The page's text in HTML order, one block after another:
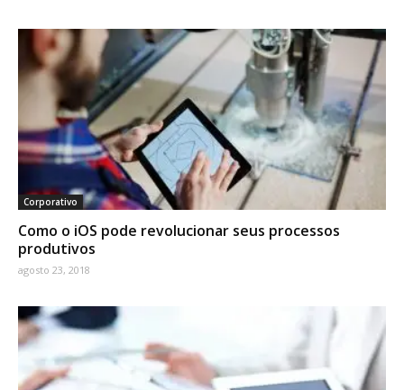
Corporativo
Como o iOS pode revolucionar seus processos
produtivos
agosto 23, 2018